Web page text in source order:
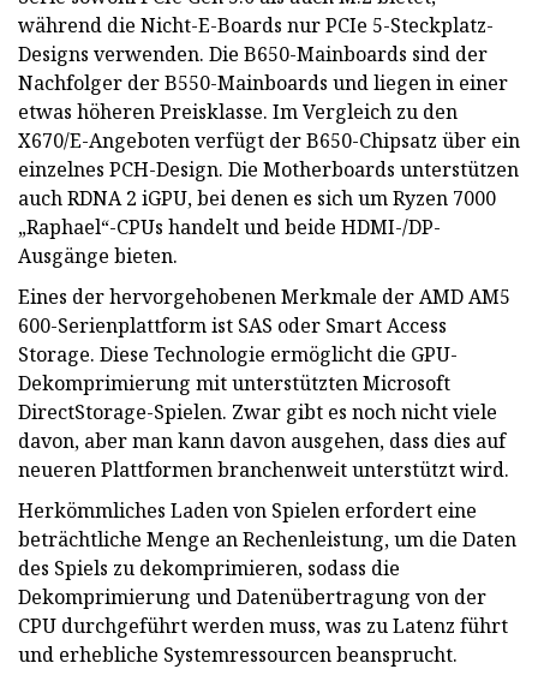
während die Nicht-E-Boards nur PCIe 5-Steckplatz-
Designs verwenden. Die B650-Mainboards sind der
Nachfolger der B550-Mainboards und liegen in einer
etwas höheren Preisklasse. Im Vergleich zu den
X670/E-Angeboten verfügt der B650-Chipsatz über ein
einzelnes PCH-Design. Die Motherboards unterstützen
auch RDNA 2 iGPU, bei denen es sich um Ryzen 7000
„Raphael“-CPUs handelt und beide HDMI-/DP-
Ausgänge bieten.
Eines der hervorgehobenen Merkmale der AMD AM5
600-Serienplattform ist SAS oder Smart Access
Storage. Diese Technologie ermöglicht die GPU-
Dekomprimierung mit unterstützten Microsoft
DirectStorage-Spielen. Zwar gibt es noch nicht viele
davon, aber man kann davon ausgehen, dass dies auf
neueren Plattformen branchenweit unterstützt wird.
Herkömmliches Laden von Spielen erfordert eine
beträchtliche Menge an Rechenleistung, um die Daten
des Spiels zu dekomprimieren, sodass die
Dekomprimierung und Datenübertragung von der
CPU durchgeführt werden muss, was zu Latenz führt
und erhebliche Systemressourcen beansprucht.